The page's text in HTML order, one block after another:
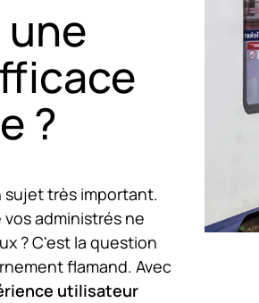
?
sujet très important.
administrés ne
? C'est la question
flamand. Avec
utilisateur